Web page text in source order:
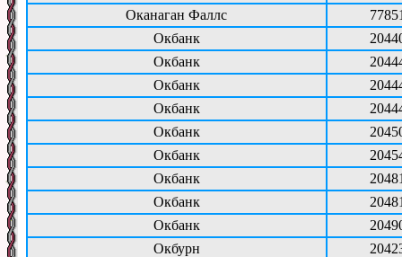
Оканаган Фаллс
Окбанк
Окбанк
Окбанк
Окбанк
Окбанк
Окбанк
Окбанк
Окбанк
Окбанк
Окбурн